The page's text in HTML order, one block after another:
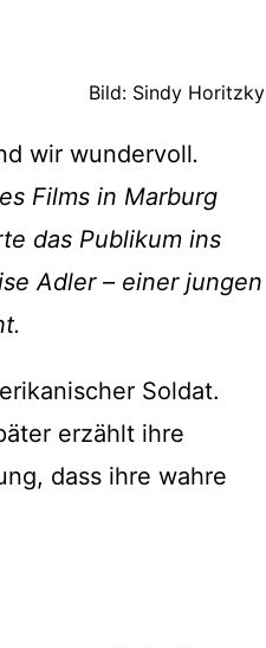
Bild: Sindy Horitzky
wir wundervoll.
Films in Marburg
das Publikum ins
Adler – einer jungen
Soldat.
erzählt ihre
dass ihre wahre